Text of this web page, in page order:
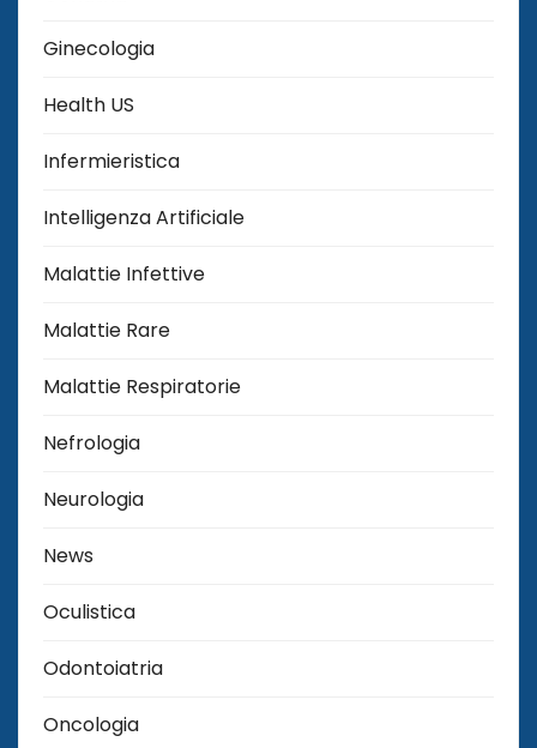
Ginecologia
Health US
Infermieristica
Intelligenza Artificiale
Malattie Infettive
Malattie Rare
Malattie Respiratorie
Nefrologia
Neurologia
News
Oculistica
Odontoiatria
Oncologia